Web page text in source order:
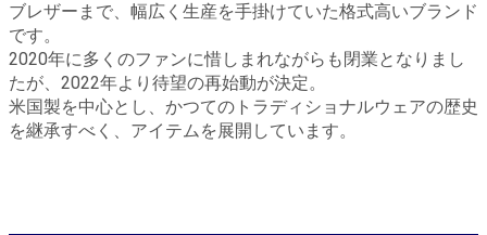
ブレザーまで、幅広く生産を手掛けていた格式高いブランド
です。
2020年に多くのファンに惜しまれながらも閉業となりまし
たが、2022年より待望の再始動が決定。
米国製を中心とし、かつてのトラディショナルウェアの歴史
を継承すべく、アイテムを展開しています。